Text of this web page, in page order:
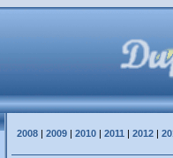
2008| 2009| 2010| 2011 | 2012|